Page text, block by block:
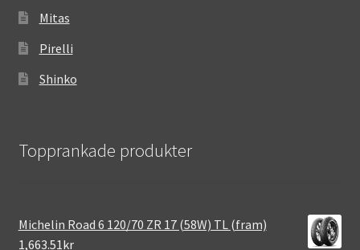
Mitas
Pirelli
Shinko
Topprankade produkter
Michelin Road 6 120/70 ZR 17 (58W) TL (fram)
1,663.51kr